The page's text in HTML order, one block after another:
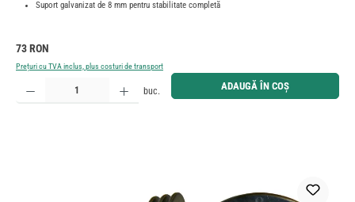
Suport galvanizat de 8 mm pentru stabilitate completă
Preț obișnuit:
73 RON
Prețuri cu TVA inclus, plus costuri de transport
Cantitate produs: Introduceți cantitatea dorită sau utilizați butoanele pentru a mări sau micșora
buc. ADAUGĂ ÎN COȘ